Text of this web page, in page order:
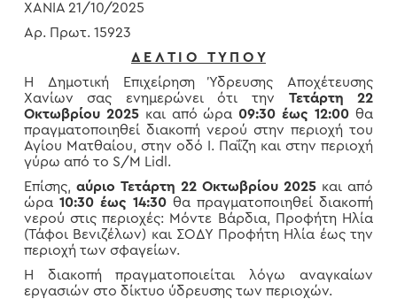
ΧΑΝΙΑ 21/10/2025
Αρ. Πρωτ. 15923
Δ Ε Λ Τ Ι Ο Τ Υ Π Ο Υ
Η Δημοτική Επιχείρηση Ύδρευσης Αποχέτευσης
Χανίων σας ενημερώνει ότι την Τετάρτη 22
Οκτωβρίου 2025 και από ώρα 09:30 έως 12:00 θα
πραγματοποιηθεί διακοπή νερού στην περιοχή του
Αγίου Ματθαίου, στην οδό Ι. Παΐζη και στην περιοχή
γύρω από το S/M Lidl.
Επίσης, αύριο Τετάρτη 22 Οκτωβρίου 2025 και από
ώρα 10:30 έως 14:30θα πραγματοποιηθεί διακοπή
νερού στις περιοχές: Μόντε Βάρδια, Προφήτη Ηλία
(Τάφοι Βενιζέλων) και ΣΟΔΥ Προφήτη Ηλία έως την
περιοχή των σφαγείων.
Η διακοπή πραγματοποιείται λόγω αναγκαίων
εργασιών στο δίκτυο ύδρευσης των περιοχών.